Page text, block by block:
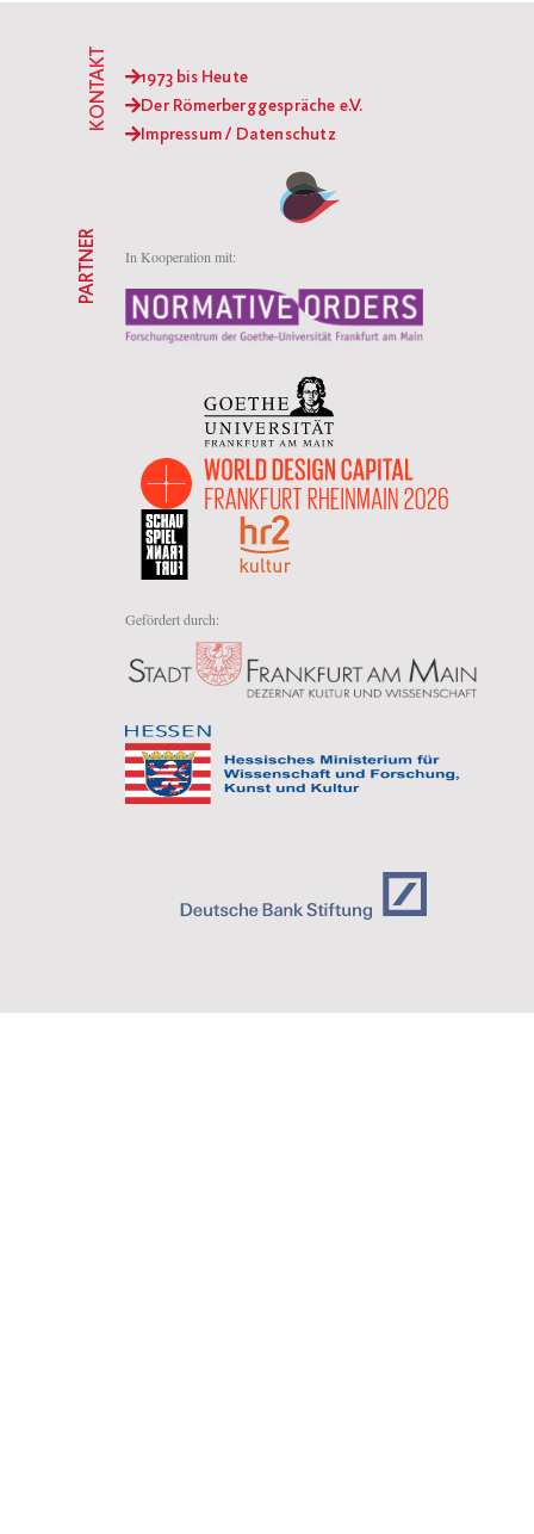
1973 bis Heute
Der Römerberggespräche e.V.
Impressum / Datenschutz
KONTAKT
In Kooperation mit:
Gefördert durch:
PARTNER